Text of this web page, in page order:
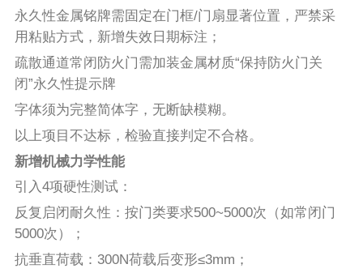
永久性金属铭牌需固定在门框/门扇显著位置，严禁采
用粘贴方式，新增失效日期标注；
疏散通道常闭防火门需加装金属材质“保持防火门关
闭”永久性提示牌
字体须为完整简体字，无断缺模糊。
以上项目不达标，检验直接判定不合格。
新增机械力学性能
引入4项硬性测试：
反复启闭耐久性：按门类要求500~5000次（如常闭门
5000次）；
抗垂直荷载：300N荷载后变形≤3mm；